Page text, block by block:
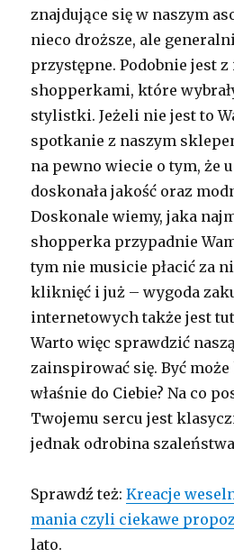
znajdujące się w naszym
nieco droższe, ale
przystępne. Podobnie jest
shopperkami, które
stylistki. Jeżeli nie jest to
spotkanie z naszym
na pewno wiecie o tym, że
doskonała jakość oraz
Doskonale wiemy, jaka
shopperka przypadnie
tym nie musicie płacić za
kliknięć i już – wygoda
internetowych także jest
Warto więc sprawdzić
zainspirować się. Być
właśnie do Ciebie? Na co
Twojemu sercu jest
jednak odrobina
Sprawdź też:Kreacje
mania czyli ciekawe
lato.